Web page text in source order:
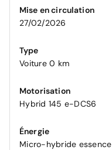
Mise en circulation
27/02/2026
Type
Voiture 0 km
Motorisation
Hybrid 145 e-DCS6
Énergie
Micro-hybride essence